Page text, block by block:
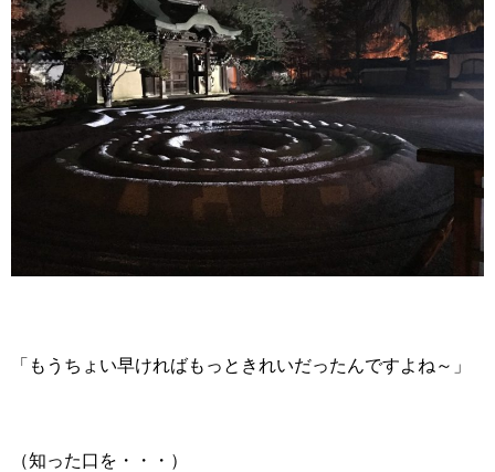
「もうちょい早ければもっときれいだったんですよね～」
（知った口を・・・）